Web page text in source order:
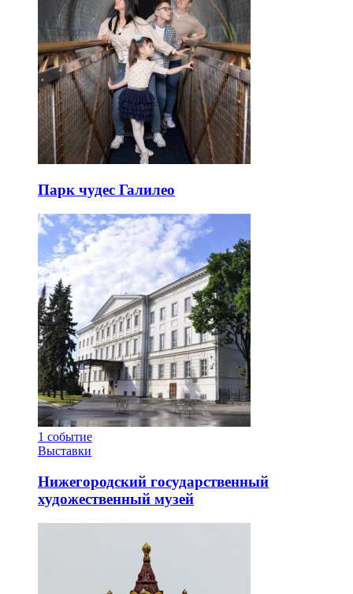
Парк чудес Галилео
1 событие
Выставки
Нижегородский государственный
художественный музей